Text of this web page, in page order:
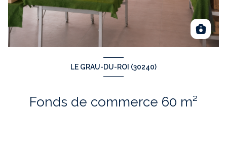
LE GRAU-DU-ROI (30240)
Fonds de commerce 60 m²